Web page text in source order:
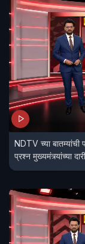
NDTV च्या
प्रश्न मुख्यमंत्र्यांच्या